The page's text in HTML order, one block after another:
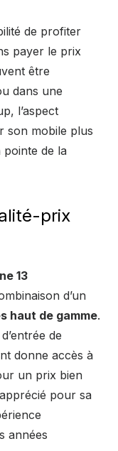
de profiter
payer le prix
être
dans une
l’aspect
son mobile plus
de la
prix
13
d’un
haut de gamme.
de
donne accès à
un prix bien
pour sa
années